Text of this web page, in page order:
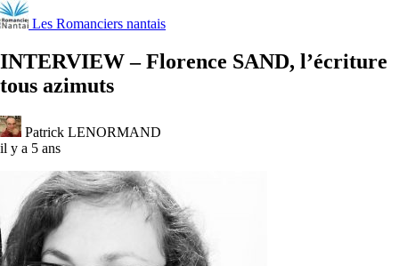
Les Romanciers nantais
INTERVIEW – Florence SAND, l’écriture
tous azimuts
Patrick LENORMAND
il y a 5 ans